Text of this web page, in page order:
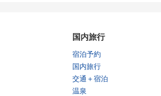
国内旅行
宿泊予約
国内旅行
交通＋宿泊
温泉